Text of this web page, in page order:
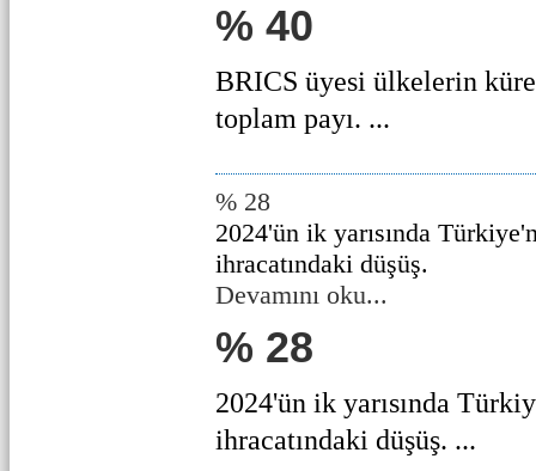
% 40
BRICS üyesi ülkelerin
toplam payı. ...
% 28
2024'ün ik yarısında
ihracatındaki düşüş.
Devamını oku...
% 28
2024'ün ik yarısında
ihracatındaki düşüş. ...